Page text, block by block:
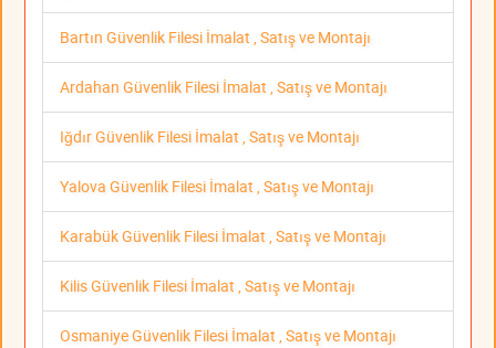
Bartın Güvenlik Filesi İmalat , Satış ve Montajı
Ardahan Güvenlik Filesi İmalat , Satış ve Montajı
Iğdır Güvenlik Filesi İmalat , Satış ve Montajı
Yalova Güvenlik Filesi İmalat , Satış ve Montajı
Karabük Güvenlik Filesi İmalat , Satış ve Montajı
Kilis Güvenlik Filesi İmalat , Satış ve Montajı
Osmaniye Güvenlik Filesi İmalat , Satış ve Montajı